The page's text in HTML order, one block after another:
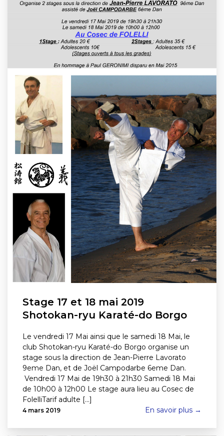
Stage 17 et 18 mai 2019
Shotokan-ryu Karaté-do Borgo
Le vendredi 17 Mai ainsi que le samedi 18 Mai, le
club Shotokan-ryu Karaté-do Borgo organise un
stage sous la direction de Jean-Pierre Lavorato
9eme Dan, et de Joël Campodarbe 6eme Dan.
Vendredi 17 Mai de 19h30 à 21h30 Samedi 18 Mai
de 10h00 à 12h00 Le stage aura lieu au Cosec de
FolelliTarif adulte [...]
4 mars 2019 En savoir plus →